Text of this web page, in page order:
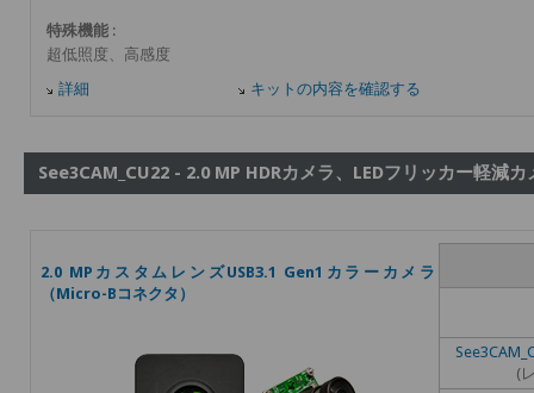
特殊機能 :
超低照度、高感度
詳細
キットの内容を確認する
See3CAM_CU22 - 2.0 MP HDRカメラ、LEDフリッカー軽減
2.0 MPカスタムレンズUSB3.1 Gen1カラーカメラ
（Micro-Bコネクタ）
(